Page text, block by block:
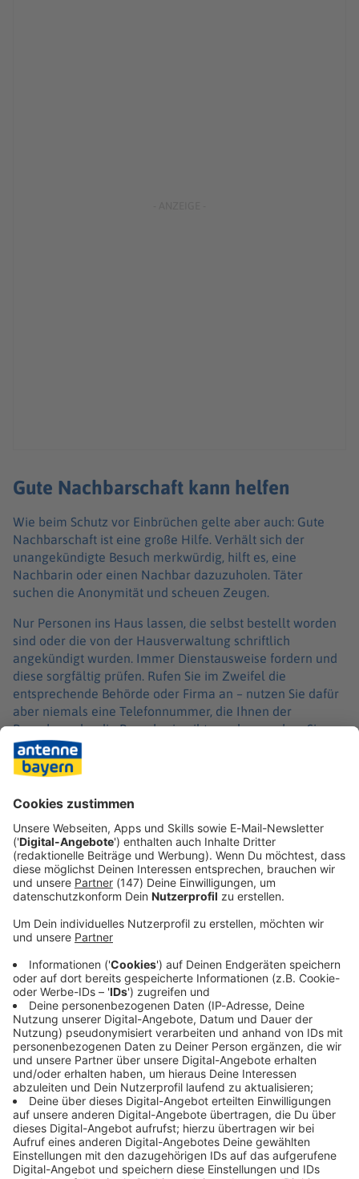
Gute Nachbarschaft kann helfen
Wie beim Schutz vor Einbrüchen gelte aber auch: Gute
Nachbarschaft ist eine große Hilfe. Verhält sich der
unangekündigte Besuch merkwürdig, hilft es, eine
Nachbarin oder einen Nachbar dazuzuholen. Täter
suchen die Anonymität und scheuen Zeugen.
Nur Personen ins Haus lassen, die selbst bestellt worden
sind oder die von der Hausverwaltung schriftlich
angekündigt wurden. Immer Dienstausweise fordern und
diese sorgfältig prüfen. Rufen Sie im Zweifel die
entsprechende Behörde oder Firma an – nutzen Sie dafür
aber niemals eine Telefonnummer, die Ihnen der
Besucher oder die Besucherin gibt, sondern suchen Sie
diese selbst heraus.
Immer auf dem Laufenden
bleiben!
Verpass' nichts mehr - mit unserem kostenlosen
ANTENNE BAYERN Newsletter. Ob Nachrichten,
Lifestyle oder unsere neuesten Aktionen - wir